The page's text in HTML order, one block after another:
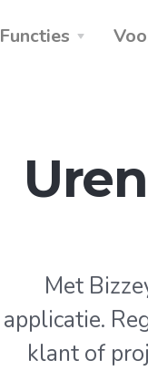
Functies
Met
applicatie.
klant of